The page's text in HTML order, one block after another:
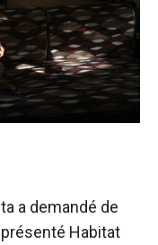
a demandé de
présenté Habitat